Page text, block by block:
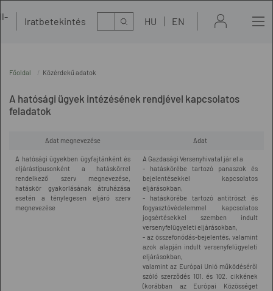
Iratbetekintés Kereső HU EN
Főoldal Közérdekű adatok
A hatósági ügyek intézésének rendjével kapcsolatos
feladatok
Adat megnevezése Adat
A hatósági ügyekben ügyfajtánként és
eljárástípusonként a hatáskörrel
rendelkező szerv megnevezése,
hatáskör gyakorlásának átruházása
esetén a ténylegesen eljáró szerv
megnevezése
A Gazdasági Versenyhivatal jár el a
- hatáskörébe tartozó panaszok és
bejelentésekkel kapcsolatos
eljárásokban,
- hatáskörébe tartozó antitröszt és
fogyasztóvédelemmel kapcsolatos
jogsértésekkel szemben indult
versenyfelügyeleti eljárásokban,
- az összefonódás-bejelentés, valamint
azok alapján indult versenyfelügyeleti
eljárásokban,
valamint az Európai Unió működéséről
szóló szerződés 101. és 102. cikkének
(korábban az Európai Közösséget